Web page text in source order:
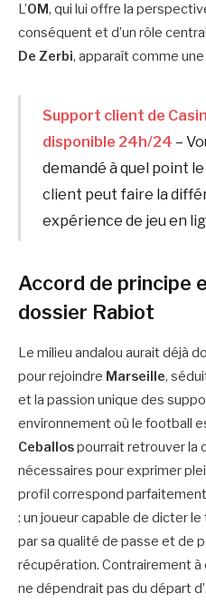
L’OM, qui lui offre la
conséquent et d’un rôle
De Zerbi, apparaît comme
Support client de
disponible 24h/24 –
demandé à quel point
client peut faire la
expérience de jeu en
Accord de principe
dossier Rabiot
Le milieu andalou aurait déjà
pour rejoindre Marseille,
et la passion unique des
environnement où le football
Ceballospourrait retrouver la
nécessaires pour exprimer
profil correspond
: un joueur capable de dicter
par sa qualité de passe et de
récupération. Contrairement
ne dépendrait pas du départ d’